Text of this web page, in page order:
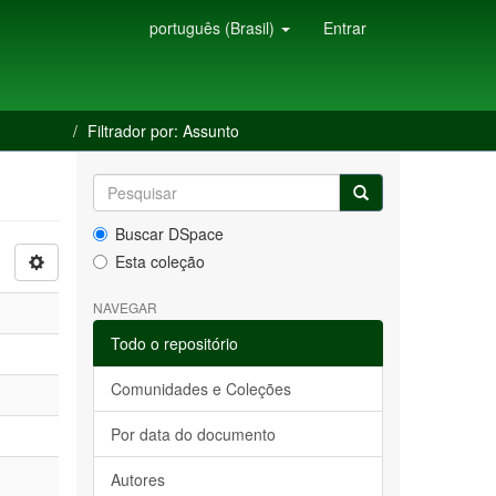
português (Brasil) Entrar
Filtrador por: Assunto
Buscar DSpace
Esta coleção
NAVEGAR
Todo o repositório
Comunidades e Coleções
Por data do documento
Autores